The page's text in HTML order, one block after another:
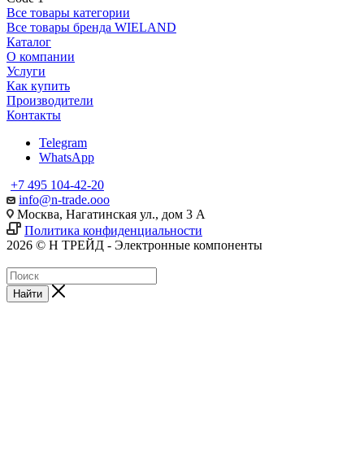
Все товары категории
Все товары бренда WIELAND
Каталог
О компании
Услуги
Как купить
Производители
Контакты
Telegram
WhatsApp
+7 495 104-42-20
info@n-trade.ooo
Москва, Нагатинская ул., дом 3 А
Политика конфиденциальности
2026 © Н ТРЕЙД - Электронные компоненты
Найти